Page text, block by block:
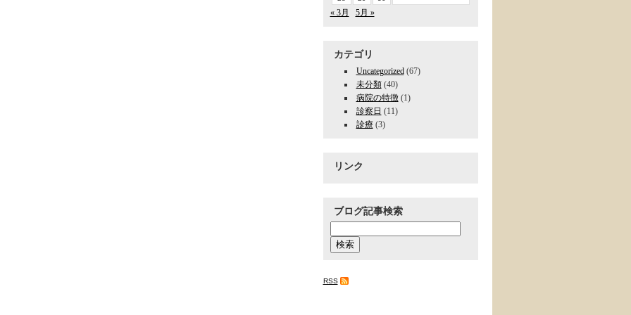
« 3月 5月 »
カテゴリ
Uncategorized(67)
未分類(40)
病院の特徴(1)
診察日 (11)
診療(3)
リンク
ブログ記事検索
RSS